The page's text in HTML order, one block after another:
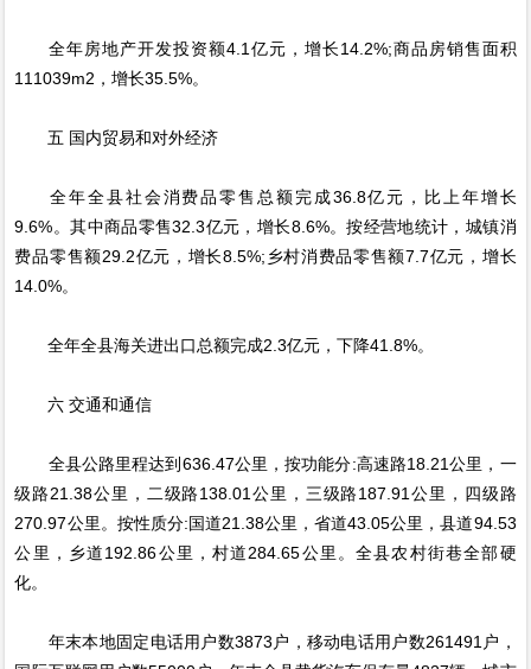
全年房地产开发投资额4.1亿元，增长14.2%;商品房销售面积
111039m2，增长35.5%。
五 国内贸易和对外经济
全年全县社会消费品零售总额完成36.8亿元，比上年增长
9.6%。其中商品零售32.3亿元，增长8.6%。按经营地统计，城镇消
费品零售额29.2亿元，增长8.5%;乡村消费品零售额7.7亿元，增长
14.0%。
全年全县海关进出口总额完成2.3亿元，下降41.8%。
六 交通和通信
全县公路里程达到636.47公里，按功能分:高速路18.21公里，一
级路21.38公里，二级路138.01公里，三级路187.91公里，四级路
270.97公里。按性质分:国道21.38公里，省道43.05公里，县道94.53
公里，乡道192.86公里，村道284.65公里。全县农村街巷全部硬
化。
年末本地固定电话用户数3873户，移动电话用户数261491户，